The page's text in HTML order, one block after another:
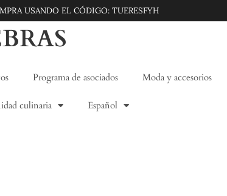
USANDO EL CÓDIGO: TUERESFYH
Programa de asociados Moda y accesorios
culinaria Español